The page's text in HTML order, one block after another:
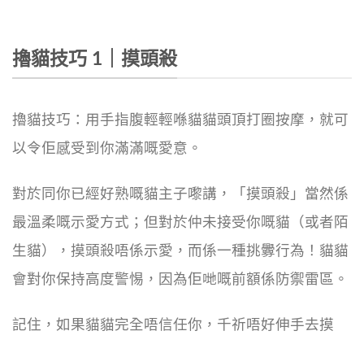
擼貓技巧 1｜摸頭殺
擼貓技巧：用手指腹輕輕喺貓貓頭頂打圈按摩，就可
以令佢感受到你滿滿嘅愛意。
對於同你已經好熟嘅貓主子嚟講，「摸頭殺」當然係
最溫柔嘅示愛方式；但對於仲未接受你嘅貓（或者陌
生貓），摸頭殺唔係示愛，而係一種挑釁行為！貓貓
會對你保持高度警惕，因為佢哋嘅前額係防禦雷區。
記住，如果貓貓完全唔信任你，千祈唔好伸手去摸